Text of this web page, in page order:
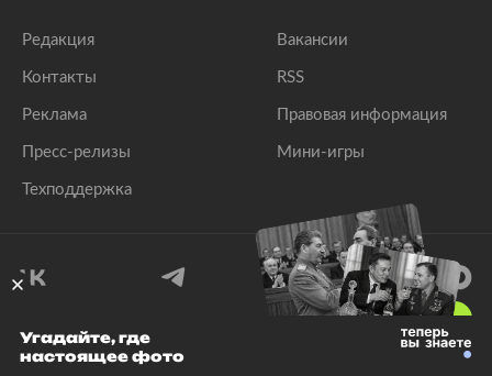
Редакция
Контакты
Реклама
Пресс-релизы
Техподдержка
Вакансии
RSS
Правовая информация
Мини-игры
© 1999–2026 Все права защищены.
Угадайте, где
настоящее фото